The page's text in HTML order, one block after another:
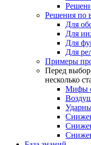
Решения по
Для
Для
Для
Для
Примеры
Перед
несколько
Мифы о